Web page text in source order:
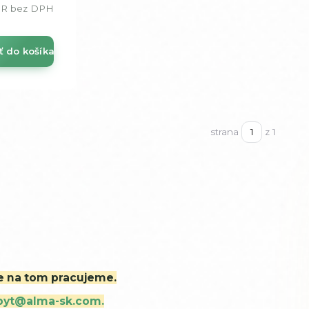
bez DPH
do košíka
strana z 1
na tom pracujeme.
sk.com.